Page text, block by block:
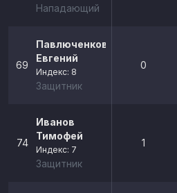
Нападающий
69
Павлюченков
Евгений
Индекс: 8
Защитник
0
74
Иванов
Тимофей
Индекс: 7
Защитник
1